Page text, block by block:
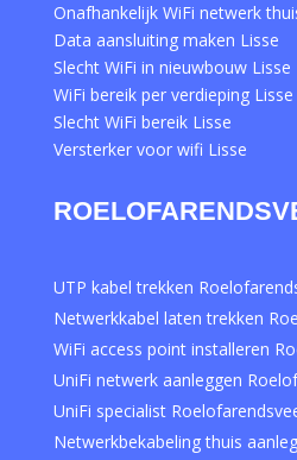
Onafhankelijk WiFi netwerk
Data aansluiting maken Lisse
Slecht WiFi in nieuwbouw Lisse
WiFi bereik per verdieping Lisse
Slecht WiFi bereik Lisse
Versterker voor wifi Lisse
UTP kabel trekken
Netwerkkabel laten trekken
WiFi access point installeren
UniFi netwerk aanleggen
UniFi specialist
Netwerkbekabeling thuis